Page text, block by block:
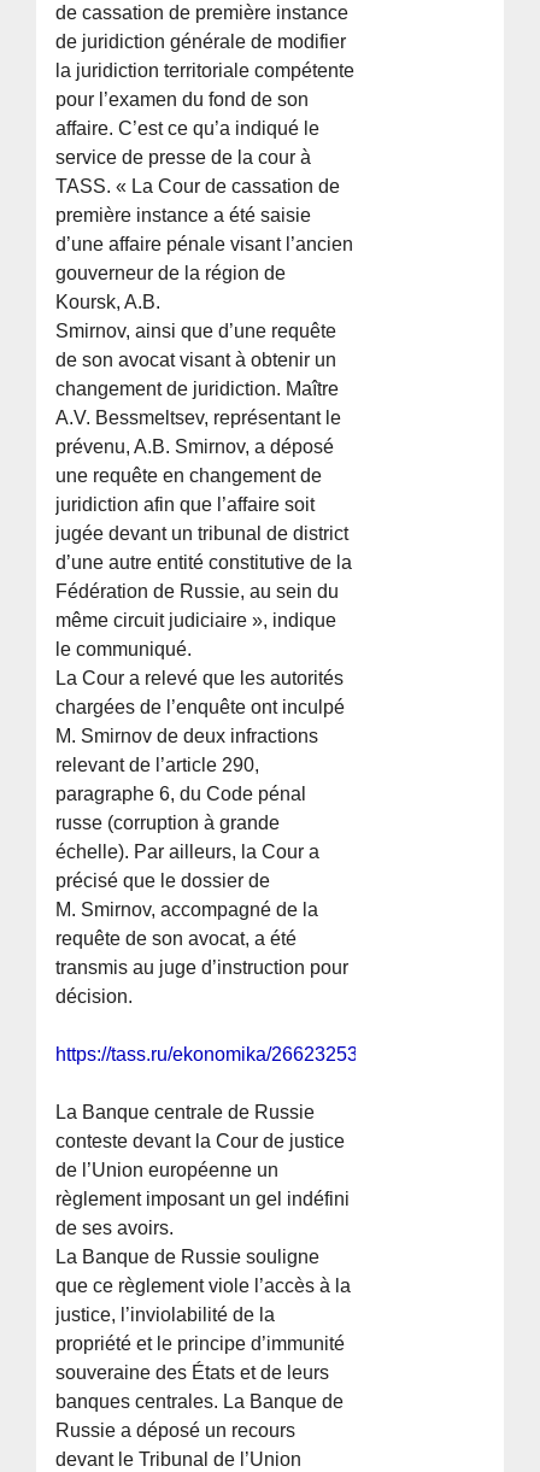
de cassation de première instance
de juridiction générale de modifier
la juridiction territoriale compétente
pour l’examen du fond de son
affaire. C’est ce qu’a indiqué le
service de presse de la cour à
TASS. « La Cour de cassation de
première instance a été saisie
d’une affaire pénale visant l’ancien
gouverneur de la région de
Koursk, A.B.
Smirnov, ainsi que d’une requête
de son avocat visant à obtenir un
changement de juridiction. Maître
A.V. Bessmeltsev, représentant le
prévenu, A.B. Smirnov, a déposé
une requête en changement de
juridiction afin que l’affaire soit
jugée devant un tribunal de district
d’une autre entité constitutive de la
Fédération de Russie, au sein du
même circuit judiciaire », indique
le communiqué.
La Cour a relevé que les autorités
chargées de l’enquête ont inculpé
M. Smirnov de deux infractions
relevant de l’article 290,
paragraphe 6, du Code pénal
russe (corruption à grande
échelle). Par ailleurs, la Cour a
précisé que le dossier de
M. Smirnov, accompagné de la
requête de son avocat, a été
transmis au juge d’instruction pour
décision.
https://tass.ru/ekonomika/26623253
La Banque centrale de Russie
conteste devant la Cour de justice
de l’Union européenne un
règlement imposant un gel indéfini
de ses avoirs.
La Banque de Russie souligne
que ce règlement viole l’accès à la
justice, l’inviolabilité de la
propriété et le principe d’immunité
souveraine des États et de leurs
banques centrales. La Banque de
Russie a déposé un recours
devant le Tribunal de l’Union